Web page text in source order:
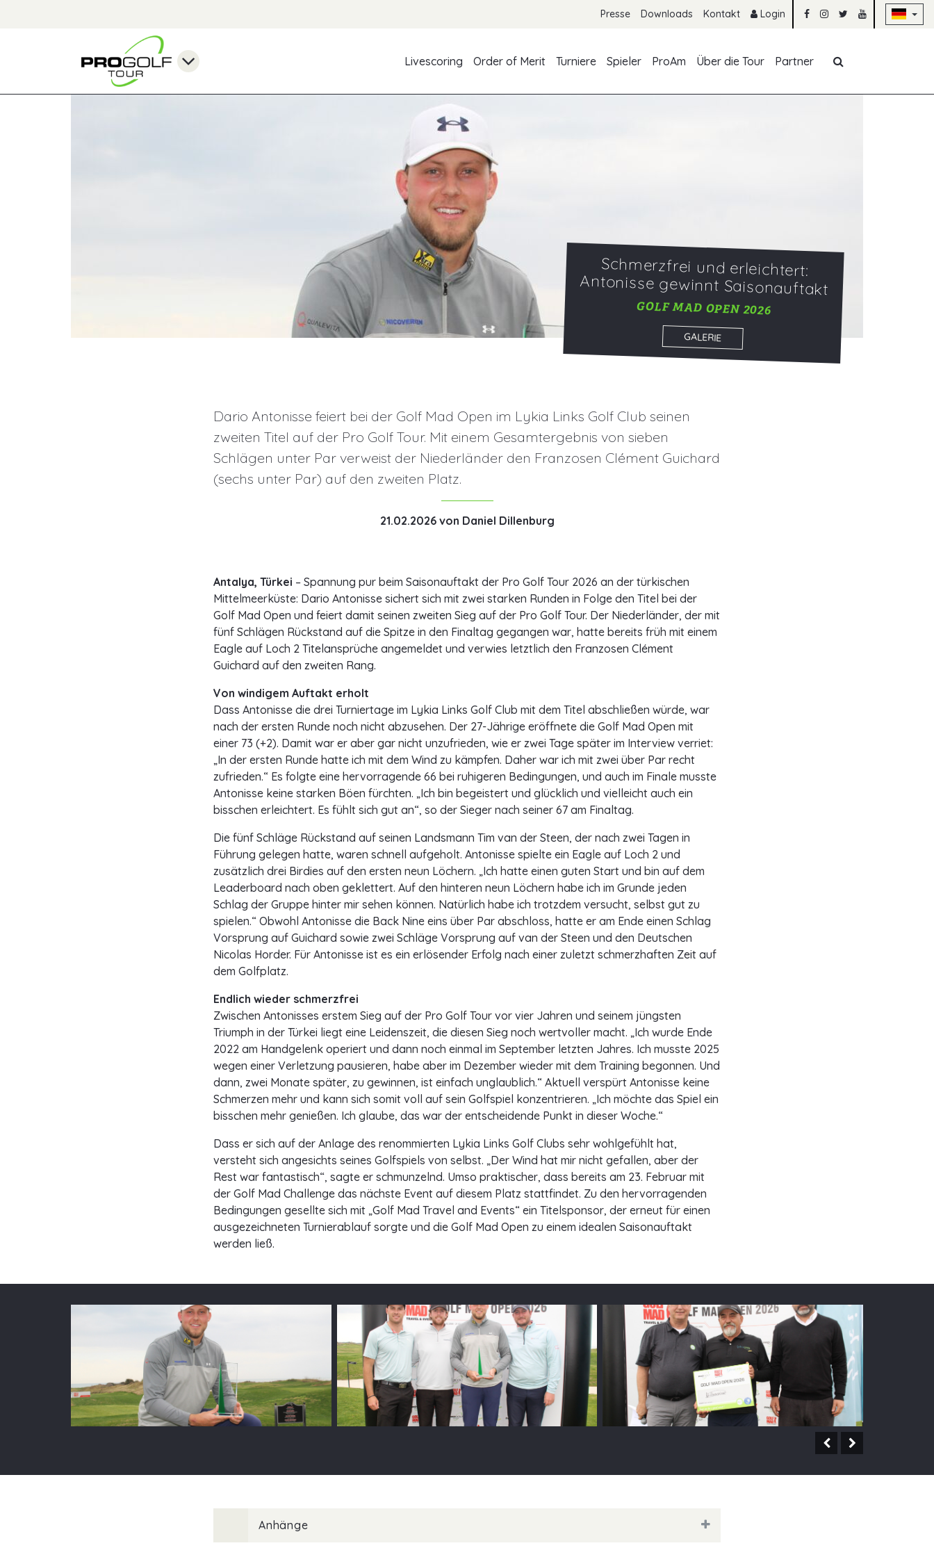
Presse Downloads Kontakt Login
Livescoring
Order of Merit Turniere Spieler ProAm Über die Tour Partner
Schmerzfrei und erleichtert:
Antonisse gewinnt Saisonauftakt
GOLF MAD OPEN 2026
GALERIE
Dario Antonisse feiert bei der Golf Mad Open im Lykia Links Golf Club seinen
zweiten Titel auf der Pro Golf Tour. Mit einem Gesamtergebnis von sieben
Schlägen unter Par verweist der Niederländer den Franzosen Clément Guichard
(sechs unter Par) auf den zweiten Platz.
21.02.2026von Daniel Dillenburg
Antalya, Türkei – Spannung pur beim Saisonauftakt der Pro Golf Tour 2026 an der türkischen
Mittelmeerküste: Dario Antonisse sichert sich mit zwei starken Runden in Folge den Titel bei der
Golf Mad Open und feiert damit seinen zweiten Sieg auf der Pro Golf Tour. Der Niederländer, der mit
fünf Schlägen Rückstand auf die Spitze in den Finaltag gegangen war, hatte bereits früh mit einem
Eagle auf Loch 2 Titelansprüche angemeldet und verwies letztlich den Franzosen Clément
Guichard auf den zweiten Rang.
Von windigem Auftakt erholt
Dass Antonisse die drei Turniertage im Lykia Links Golf Club mit dem Titel abschließen würde, war
nach der ersten Runde noch nicht abzusehen. Der 27-Jährige eröffnete die Golf Mad Open mit
einer 73 (+2). Damit war er aber gar nicht unzufrieden, wie er zwei Tage später im Interview verriet:
„In der ersten Runde hatte ich mit dem Wind zu kämpfen. Daher war ich mit zwei über Par recht
zufrieden.“ Es folgte eine hervorragende 66 bei ruhigeren Bedingungen, und auch im Finale musste
Antonisse keine starken Böen fürchten. „Ich bin begeistert und glücklich und vielleicht auch ein
bisschen erleichtert. Es fühlt sich gut an“, so der Sieger nach seiner 67 am Finaltag.
Die fünf Schläge Rückstand auf seinen Landsmann Tim van der Steen, der nach zwei Tagen in
Führung gelegen hatte, waren schnell aufgeholt. Antonisse spielte ein Eagle auf Loch 2 und
zusätzlich drei Birdies auf den ersten neun Löchern. „Ich hatte einen guten Start und bin auf dem
Leaderboard nach oben geklettert. Auf den hinteren neun Löchern habe ich im Grunde jeden
Schlag der Gruppe hinter mir sehen können. Natürlich habe ich trotzdem versucht, selbst gut zu
spielen.“ Obwohl Antonisse die Back Nine eins über Par abschloss, hatte er am Ende einen Schlag
Vorsprung auf Guichard sowie zwei Schläge Vorsprung auf van der Steen und den Deutschen
Nicolas Horder. Für Antonisse ist es ein erlösender Erfolg nach einer zuletzt schmerzhaften Zeit auf
dem Golfplatz.
Endlich wieder schmerzfrei
Zwischen Antonisses erstem Sieg auf der Pro Golf Tour vor vier Jahren und seinem jüngsten
Triumph in der Türkei liegt eine Leidenszeit, die diesen Sieg noch wertvoller macht. „Ich wurde Ende
2022 am Handgelenk operiert und dann noch einmal im September letzten Jahres. Ich musste 2025
wegen einer Verletzung pausieren, habe aber im Dezember wieder mit dem Training begonnen. Und
dann, zwei Monate später, zu gewinnen, ist einfach unglaublich.“ Aktuell verspürt Antonisse keine
Schmerzen mehr und kann sich somit voll auf sein Golfspiel konzentrieren. „Ich möchte das Spiel ein
bisschen mehr genießen. Ich glaube, das war der entscheidende Punkt in dieser Woche.“
Dass er sich auf der Anlage des renommierten Lykia Links Golf Clubs sehr wohlgefühlt hat,
versteht sich angesichts seines Golfspiels von selbst. „Der Wind hat mir nicht gefallen, aber der
Rest war fantastisch“, sagte er schmunzelnd. Umso praktischer, dass bereits am 23. Februar mit
der Golf Mad Challenge das nächste Event auf diesem Platz stattfindet. Zu den hervorragenden
Bedingungen gesellte sich mit „Golf Mad Travel and Events“ ein Titelsponsor, der erneut für einen
ausgezeichneten Turnierablauf sorgte und die Golf Mad Open zu einem idealen Saisonauftakt
werden ließ.
Anhänge